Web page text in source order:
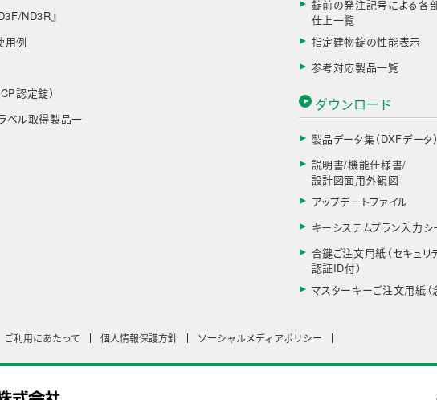
ND3R』
用例
認定錠）
ベル取得製品一
錠前の発注記号による各
仕上一覧
指定建物錠の性能表示
参考対応製品一覧
ダウンロード
製品データ集（DXFデータ）
説明書/機能仕様書/
設計図面用外観図
アップデートファイル
キーシステムプラン入力シ
合鍵ご注文用紙（セキュリ
認証ID付）
マスターキーご注文用紙（
ご利用にあたって 個人情報保護方針 ソーシャルメディアポリシー